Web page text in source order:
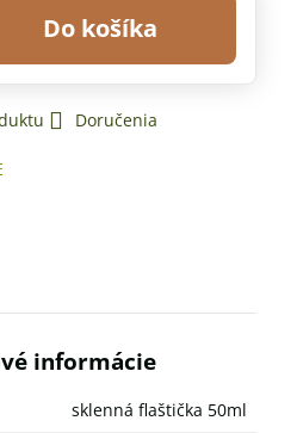
Do košíka
Doručenia
informácie
sklenná flaštička 50ml